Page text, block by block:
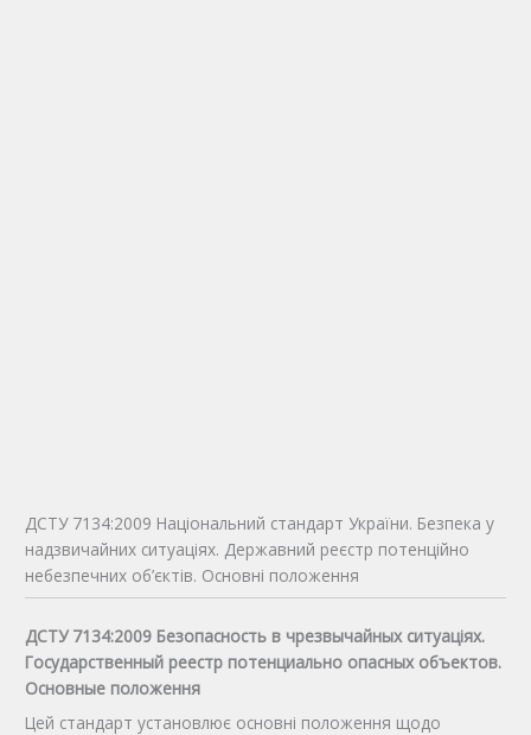
ДСТУ 7134:2009 Національний стандарт України. Безпека у
надзвичайних ситуаціях. Державний реєстр потенційно
небезпечних об’єктів. Основні положення
ДСТУ 7134:2009 Безопасность в чрезвычайных ситуаціях.
Государственный реестр потенциально опасных объектов.
Основные положення
Цей стандарт установлює основні положення щодо